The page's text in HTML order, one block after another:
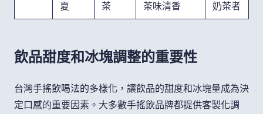
夏
茶
茶味清香
奶茶者
飲品甜度和冰塊調整的重要性
台灣手搖飲喝法的多樣化，讓飲品的甜度和冰塊量成為決
定口感的重要因素。大多數手搖飲品牌都提供客製化調